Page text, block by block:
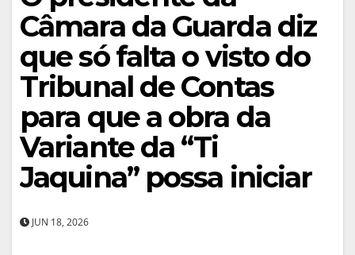
Câmara da Guarda diz
que só falta o visto do
Tribunal de Contas
para que a obra da
Variante da “Ti
Jaquina” possa iniciar
JUN 18, 2026